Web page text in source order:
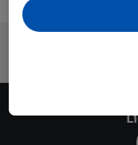
Jouw voordelen bij
opslaan van
analyseren van
gepersonaliseerde
gegevens over jouw
Als je hier